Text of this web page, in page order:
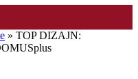
» TOP DIZAJN: